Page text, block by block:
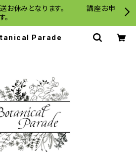
お休みとなります。 講座お申
Parade